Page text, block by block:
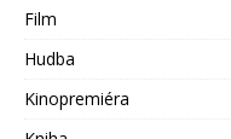
Film
Hudba
Kinopremiéra